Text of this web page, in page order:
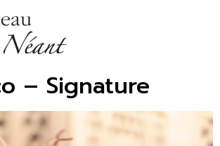
– Signature